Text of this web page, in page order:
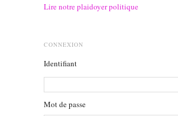
Lire notre plaidoyer politique
CONNEXION
Identifiant
Mot de passe